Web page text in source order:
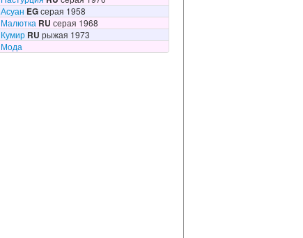
Асуан EGсерая 1958
Малютка RU серая 1968
Кумир RU рыжая 1973
Мода